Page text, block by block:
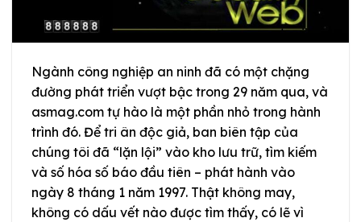
Ngành công nghiệp an ninh đã có một chặng
đường phát triển vượt bậc trong 29 năm qua, và
asmag.com tự hào là một phần nhỏ trong hành
trình đó. Để tri ân độc giả, ban biên tập của
chúng tôi đã “lặn lội” vào kho lưu trữ, tìm kiếm
và số hóa số báo đầu tiên – phát hành vào
ngày 8 tháng 1 năm 1997. Thật không may,
không có dấu vết nào được tìm thấy, có lẽ vì